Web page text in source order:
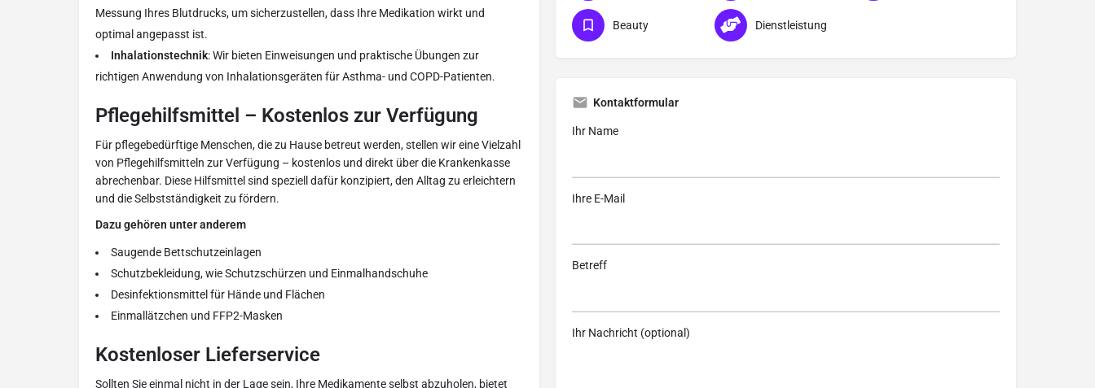
Messung Ihres Blutdrucks, um sicherzustellen, dass Ihre Medikation wirkt und
optimal angepasst ist.
Inhalationstechnik: Wir bieten Einweisungen und praktische Übungen zur
richtigen Anwendung von Inhalationsgeräten für Asthma- und COPD-Patienten.
Pflegehilfsmittel – Kostenlos zur Verfügung
Für pflegebedürftige Menschen, die zu Hause betreut werden, stellen wir eine Vielzahl
von Pflegehilfsmitteln zur Verfügung – kostenlos und direkt über die Krankenkasse
abrechenbar. Diese Hilfsmittel sind speziell dafür konzipiert, den Alltag zu erleichtern
und die Selbstständigkeit zu fördern.
Dazu gehören unter anderem
Saugende Bettschutzeinlagen
Schutzbekleidung, wie Schutzschürzen und Einmalhandschuhe
Desinfektionsmittel für Hände und Flächen
Einmallätzchen und FFP2-Masken
Kostenloser Lieferservice
Sollten Sie einmal nicht in der Lage sein, Ihre Medikamente selbst abzuholen, bietet
Beauty Dienstleistung
Kontaktformular
Ihr Name
Ihre E-Mail
Betreff
Ihr Nachricht (optional)